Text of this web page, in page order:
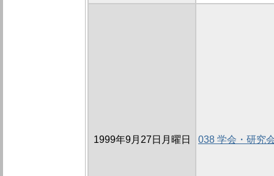
1999年9月27日月曜日 038 学会・研究